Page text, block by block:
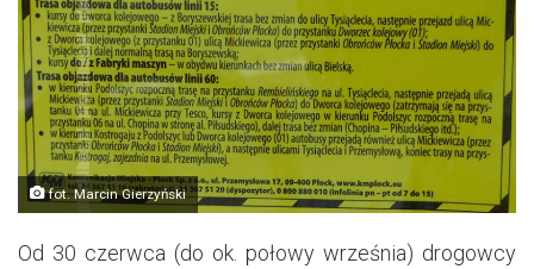
fot. Marcin Gierzyński
Od 30 czerwca (do ok. połowy września) drogowcy